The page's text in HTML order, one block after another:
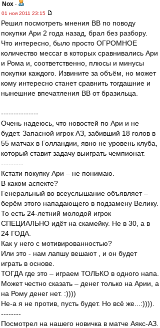
Nox -
01 ноя 2011 23:15
Решил посмотреть мнения ВВ по поводу
покупки Ари 2 года назад, брал без разбору.
Что интересно, было просто ОГРОМНОЕ
количество мессаг в которых сравнивались Ари
и Рома и, соответственно, плюсы и минусы
покупки каждого. Извините за объём, но может
кому интересно станет сравнить тогдашние и
нынешние впечатления ВВ от бразильца.
---------------
Очень надеюсь, что новостей по Ари и не
будет. Запасной игрок АЗ, забивший 18 голов в
55 матчах в Голландии, явно не уровень клуба,
который ставит задачу выиграть чемпионат.
---------
Кстати покупку Ари – не понимаю.
В каком аспекте?
Генеральный во всеуслышание объявляет –
берём этого нападающего в подзамену Велику.
То есть 24-летний молодой игрок
СПЕЦИАЛЬНО идёт на скамейку. Не в 30, а в
24 ГОДА.
Как у него с мотивированностью?
Или это - нам лапшу вешают , и он будет
играть в основе.
ТОГДА где это – играем ТОЛЬКО в одного напа.
Может честно сказать – денег только на Арии, а
на Рому денег нет. :))))
Не-а я не против, пусть будет. Но всё же...:)))).
--------
Посмотрел на нашего новичка в матче Аякс-АЗ.